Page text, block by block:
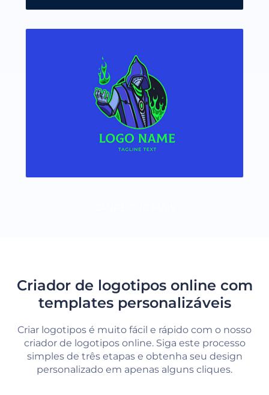
Criador de logotipos online com
templates personalizáveis
Criar logotipos é muito fácil e rápido com o nosso
criador de logotipos online. Siga este processo
simples de três etapas e obtenha seu design
personalizado em apenas alguns cliques.